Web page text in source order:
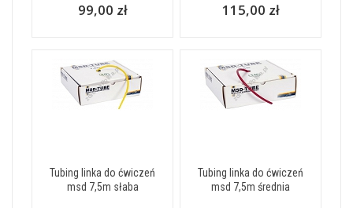
99,00 zł 115,00 zł
Tubing linka do ćwiczeń
msd 7,5m słaba
Tubing linka do ćwiczeń
msd 7,5m średnia